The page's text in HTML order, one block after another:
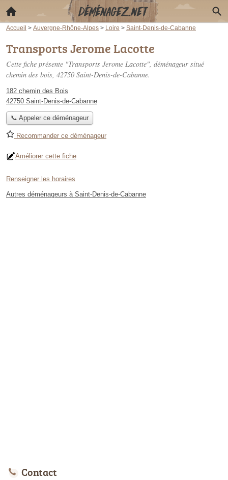
Accueil > Auvergne-Rhône-Alpes > Loire > Saint-Denis-de-Cabanne
Transports Jerome Lacotte
Cette fiche présente "Transports Jerome Lacotte", déménageur situé
chemin des bois, 42750 Saint-Denis-de-Cabanne.
182 chemin des Bois
42750 Saint-Denis-de-Cabanne
📞 Appeler ce déménageur
Recommander ce déménageur
Améliorer cette fiche
Renseigner les horaires
Autres déménageurs à Saint-Denis-de-Cabanne
Contact